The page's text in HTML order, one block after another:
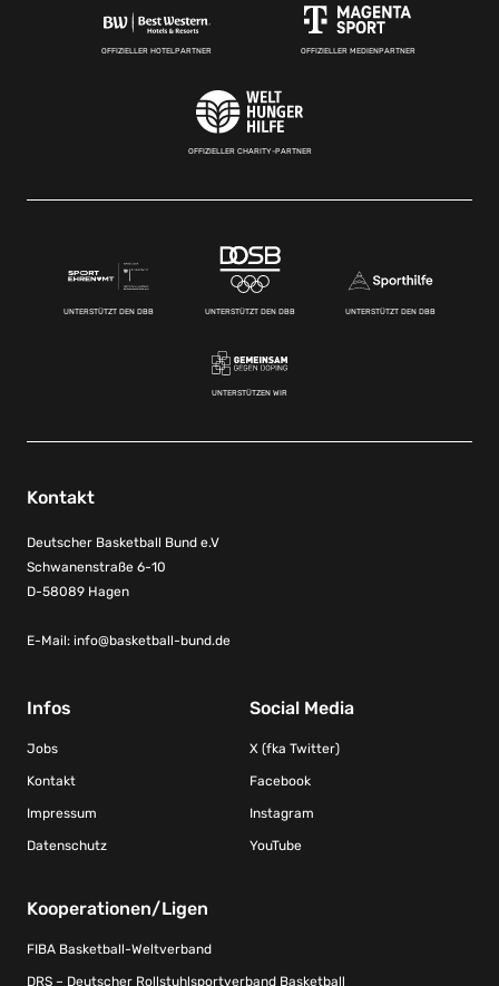
OFFIZIELLER HOTELPARTNER OFFIZIELLER MEDIENPARTNER
OFFIZIELLER CHARITY-PARTNER
UNTERSTÜTZT DEN DBB UNTERSTÜTZT DEN DBB UNTERSTÜTZT DEN DBB
UNTERSTÜTZEN WIR
Kontakt
Deutscher Basketball Bund e.V
Schwanenstraße 6-10
D-58089 Hagen
E-Mail: info@basketball-bund.de
Infos
Jobs
Kontakt
Impressum
Datenschutz
Social Media
X (fka Twitter)
Facebook
Instagram
YouTube
Kooperationen/Ligen
FIBA Basketball-Weltverband
DRS – Deutscher Rollstuhlsportverband Basketball